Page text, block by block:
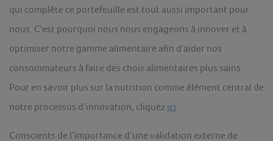
qui complète ce portefeuille est tout aussi important pour
nous. C'est pourquoi nous nous engageons à innover et à
optimiser notre gamme alimentaire afin d'aider nos
consommateurs à faire des choix alimentaires plus sains.
Pour en savoir plus sur la nutrition comme élément central de
notre processus d’innovation, cliquez ici
Conscients de l’importance d’une validation externe de